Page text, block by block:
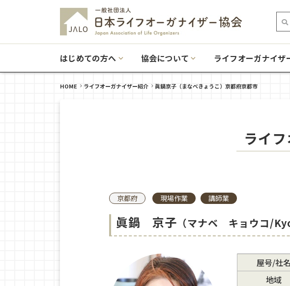
はじめての方へ 協会について ライフオーガナイザ
HOME ライフオーガナイザー紹介 眞鍋京子（まなべきょうこ）京都府京都市
ライ
京都府 現場作業 講師業
眞鍋 京子 （マナベ キョウコ/
屋号/社名
地域